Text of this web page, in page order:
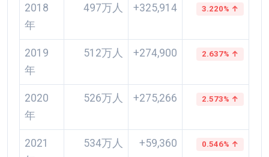
2018
年
497万人 +325,914 3.220% ↑
2019
年
512万人 +274,900 2.637% ↑
2020
年
526万人 +275,266 2.573% ↑
2021
534万人 +59,360 0.546% ↑